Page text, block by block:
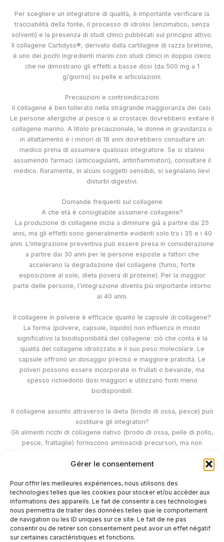
Gérer le consentement
Pour offrir les meilleures expériences, nous utilisons des
technologies telles que les cookies pour stocker et/ou accéder aux
informations des appareils. Le fait de consentir à ces technologies
nous permettra de traiter des données telles que le comportement
de navigation ou les ID uniques sur ce site. Le fait de ne pas
consentir ou de retirer son consentement peut avoir un effet négatif
sur certaines caractéristiques et fonctions.
Per scegliere un integratore di qualità, è importante verificare la
tracciabilità della fonte, il processo di idrolisi (enzimatico, senza
solventi) e la presenza di studi clinici pubblicati sul principio attivo.
Il collagene Cartidyss®, derivato dalla cartilagine di razza bretone,
è uno dei pochi ingredienti marini con studi clinici in doppio cieco
che ne dimostrano gli effetti a basse dosi (da 500 mg a 1
g/giorno) su pelle e articolazioni.
Precauzioni e controindicazioni
Il collagene è ben tollerato nella stragrande maggioranza dei casi.
Le persone allergiche al pesce o ai crostacei dovrebbero evitare il
collagene marino. A titolo precauzionale, le donne in gravidanza o
in allattamento e i minori di 18 anni dovrebbero consultare un
medico prima di assumere qualsiasi integratore. Se si stanno
assumendo farmaci (anticoagulanti, antinfiammatori), consultare il
medico. Raramente, in alcuni soggetti sensibili, si segnalano lievi
disturbi digestivi.
Domande frequenti sul collagene
A che età è consigliabile assumere collagene?
La produzione di collagene inizia a diminuire già a partire dai 25
anni, ma gli effetti sono generalmente evidenti solo tra i 35 e i 40
anni. L'integrazione preventiva può essere presa in considerazione
a partire dai 30 anni per le persone esposte a fattori che
accelerano la degradazione del collagene (fumo, forte
esposizione al sole, dieta povera di proteine). Per la maggior
parte delle persone, l'integrazione diventa più importante intorno
ai 40 anni.
Il collagene in polvere è efficace quanto le capsule di collagene?
La forma (polvere, capsule, liquido) non influenza in modo
significativo la biodisponibilità del collagene: ciò che conta è la
qualità del collagene idrolizzato e il suo peso molecolare. Le
capsule offrono un dosaggio preciso e maggiore praticità. Le
polveri possono essere incorporate in frullati o bevande, ma
spesso richiedono dosi maggiori e utilizzano fonti meno
biodisponibili.
Il collagene assunto attraverso la dieta (brodo di ossa, pesce) può
sostituire gli integratori?
Gli alimenti ricchi di collagene nativo (brodo di ossa, pelle di pollo,
pesce, frattaglie) forniscono aminoacidi precursori, ma non
dieta rimane fondamentale, ma per un effetto clinicamente
idrolizzato ad alta biodisponibilità rimane l'approccio più studiato.
←Articolo precedente Articolo successivo→